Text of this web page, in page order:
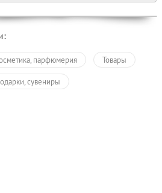
парфюмерия Товары
сувениры